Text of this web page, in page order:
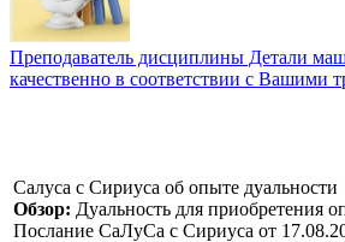
Преподаватель дисциплины Детали
качественно в соответствии с Вашими
Салуса с Сириуса об опыте дуальности
Обзор: Дуальность для приобретения
Послание СаЛуСа с Сириуса от